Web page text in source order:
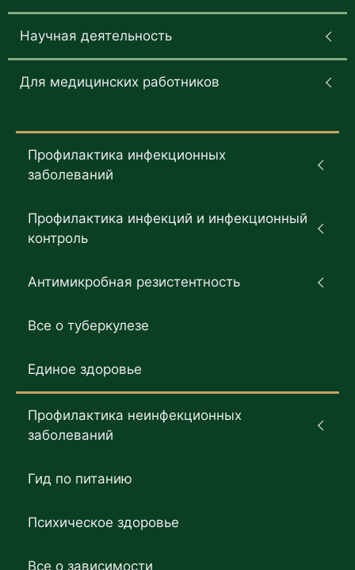
Научная деятельность
Для медицинских работников
Профилактика инфекционных
заболеваний
Профилактика инфекций и инфекционный
контроль
Антимикробная резистентность
Все о туберкулезе
Единое здоровье
Профилактика неинфекционных
заболеваний
Гид по питанию
Психическое здоровье
Все о зависимости